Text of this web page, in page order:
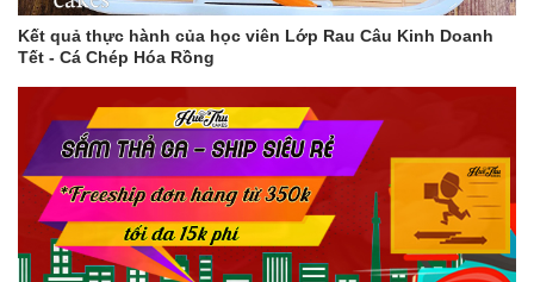
Kết quả thực hành của học viên Lớp Rau Câu Kinh Doanh
Tết - Cá Chép Hóa Rồng